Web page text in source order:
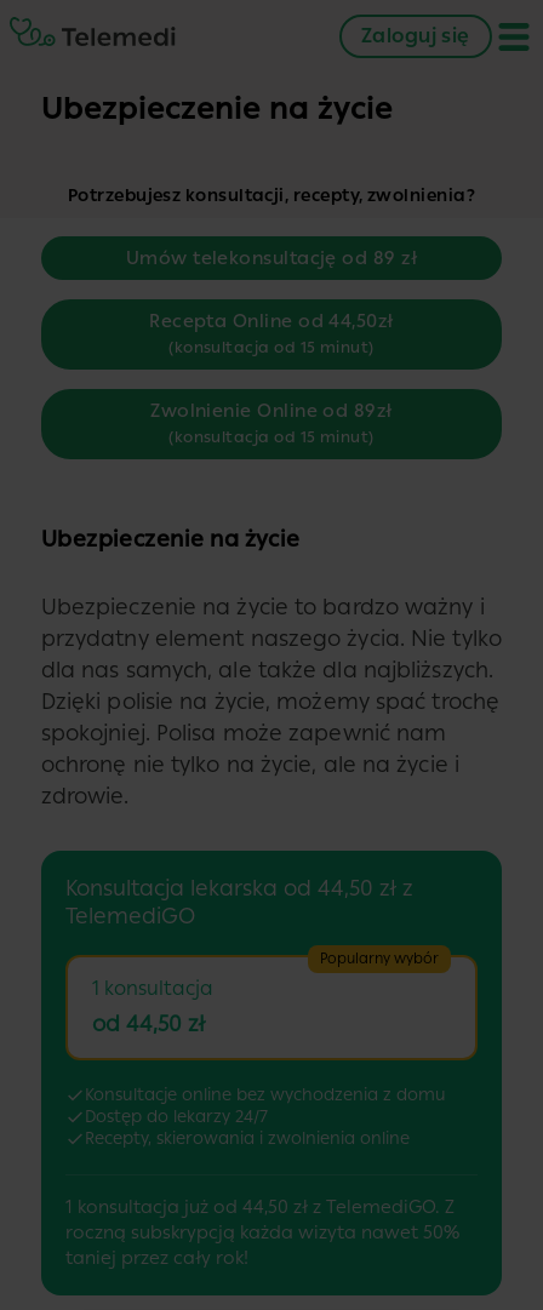
Zaloguj się
Ubezpieczenie na życie
Potrzebujesz konsultacji, recepty, zwolnienia?
Umów telekonsultację od 89 zł
Recepta Online od 44,50zł
(konsultacja od 15 minut)
Zwolnienie Online od 89zł
(konsultacja od 15 minut)
Ubezpieczenie na życie
Ubezpieczenie na życie to bardzo ważny i
przydatny element naszego życia. Nie tylko
dla nas samych, ale także dla najbliższych.
Dzięki polisie na życie, możemy spać trochę
spokojniej. Polisa może zapewnić nam
ochronę nie tylko na życie, ale na życie i
zdrowie.
Konsultacja lekarska od 44,50 zł z
TelemediGO
Popularny wybór
1 konsultacja
od 44,50 zł
Konsultacje online bez wychodzenia z domu
Dostęp do lekarzy 24/7
Recepty, skierowania i zwolnienia online
1 konsultacja już od 44,50 zł z TelemediGO. Z
roczną subskrypcją każda wizyta nawet 50%
taniej przez cały rok!